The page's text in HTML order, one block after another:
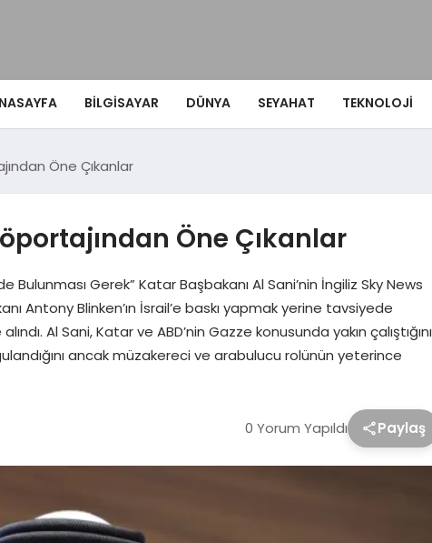
BILGISAYAR DÜNYA SEYAHAT TEKNOLOJI
Öne Çıkanlar
Öne Çıkanlar
Bulunması Gerek” Katar Başbakanı Al Sani’nin İngiliz Sky News
Antony Blinken’ın İsrail’e baskı yapmak yerine tavsiyede
Al Sani, Katar ve ABD’nin Gazze konusunda yakın çalıştığını
ancak müzakereci ve arabulucu rolünün yeterince
0 Yorum Yapıldı Paylaş